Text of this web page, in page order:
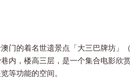
门的着名世遗景点「大三巴牌坊」
内，楼高三层，是一个集合电影欣
等功能的空间。